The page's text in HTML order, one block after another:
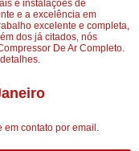
e instalações de
e a excelência em
excelente e completa,
dos já citados, nós
De Ar Completo.
em contato por email.